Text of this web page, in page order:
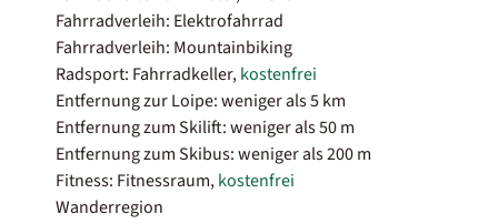
Fahrradverleih: Elektrofahrrad
Fahrradverleih: Mountainbiking
Radsport: Fahrradkeller,kostenfrei
Entfernung zur Loipe: weniger als 5 km
Entfernung zum Skilift: weniger als 50 m
Entfernung zum Skibus: weniger als 200 m
Fitness: Fitnessraum,kostenfrei
Wanderregion